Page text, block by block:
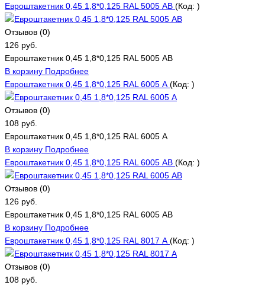
Евроштакетник 0,45 1,8*0,125 RAL 5005 АВ (Код: )
Отзывов (0)
126 руб.
Евроштакетник 0,45 1,8*0,125 RAL 5005 АВ
В корзину Подробнее
Евроштакетник 0,45 1,8*0,125 RAL 6005 А (Код: )
Отзывов (0)
108 руб.
Евроштакетник 0,45 1,8*0,125 RAL 6005 А
В корзину Подробнее
Евроштакетник 0,45 1,8*0,125 RAL 6005 АВ (Код: )
Отзывов (0)
126 руб.
Евроштакетник 0,45 1,8*0,125 RAL 6005 АВ
В корзину Подробнее
Евроштакетник 0,45 1,8*0,125 RAL 8017 А (Код: )
Отзывов (0)
108 руб.